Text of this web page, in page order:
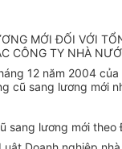
MỚI ĐỐI VỚI
CÔNG TY NHÀ
12 năm 2004
cũ sang lương mới
lương mới